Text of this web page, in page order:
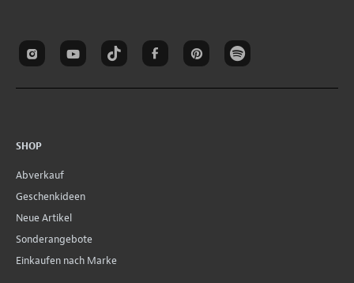
SHOP
Abverkauf
Geschenkideen
Neue Artikel
Sonderangebote
Einkaufen nach Marke